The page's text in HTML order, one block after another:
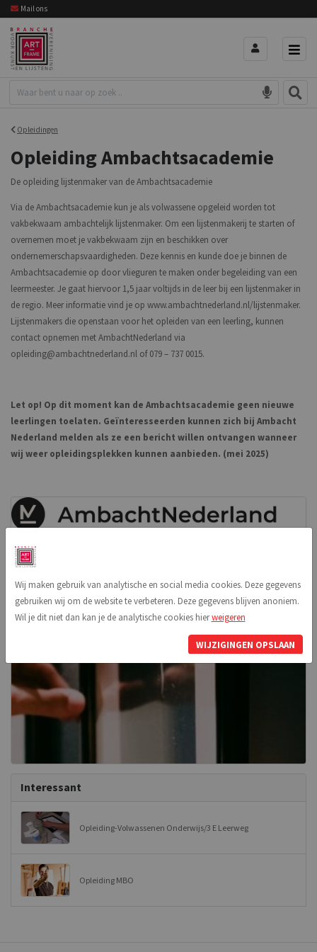
Mail ons
Opleidingen
Opleiding Ambachtsacademie
De opleiding lijstenmaker van de Ambachtsacademie
Via de Ambachtsacademie kun je als volwassene opgeleid worden tot
vakbekwaam ambachtelijk lijstenmaker. Om een lijstenmakerij te starten of
overnemen moet je vakbekwaam zijn en beschikken over
ondernemerschapsvaardigheden. Deze kennis en kunde doe je binnen de
Ambachtsacademie op door vlieguren te maken onder begeleiding van een
leermeester. Je gaat hiervoor 1,5 jaar voltijds in de leer bij een lijstenmaker in
de regio. Meer informatie vind je op www.ambachtnederland.nl/lijstenmaker.
Lijstenmakers die openstaan voor het opleiden van een leerling, kunnen
contact opnemen met AmbachtNederland via
opleiding@ambachtnederland.nl of 079 – 737 0015.
Let op! Op dit moment kan de Ambachtsacademie geen nieuwe
leerlingen toelaten. Geïnteresseerden kunnen zich bij Ambacht
Nederland melden als ze een bericht willen ontvangen wanneer
wij weer opleidingsplekken kunnen aanbieden. (mei 2025)
Interessant
Opleiding-Volwassenen Onderwijs/3 E Leerweg
Opleiding MBO
Wij maken gebruik van analytische en social media cookies. Deze gegevens
gebruiken wij om de website te verbeteren. Deze gegevens blijven anoniem.
Wil je dit niet dan kan je de analytische cookies hierweigeren
WIJZIGINGEN OPSLAAN